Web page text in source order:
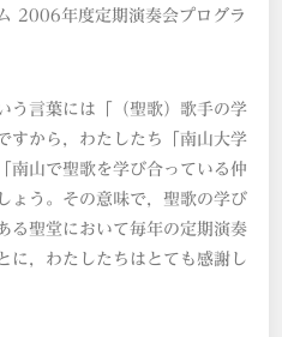
2006年度定期演奏会プログラ
う言葉には「（聖歌）歌手の学
すから，わたしたち「南山大学
南山で聖歌を学び合っている仲
ょう。その意味で，聖歌の学び
る聖堂において毎年の定期演奏
に，わたしたちはとても感謝し